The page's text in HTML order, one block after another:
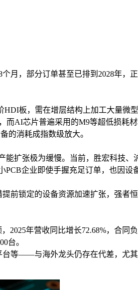
，部分订单甚至已排到2028年，
板，需在增层结构上加工大量微
AI芯片普遍采用的M9等超低损耗
的消耗成指数级放大。
扩张极为缓慢。当前，胜宏科技、
PCB企业即使手握充足订单，也因设
锁定的设备资源加速扩张，强者恒
年营收同比增长72.68%，合同
台。
等——与海外龙头仍存在代差，尤其